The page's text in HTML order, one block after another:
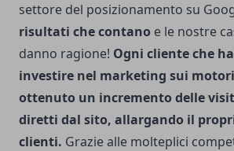
settore del posizionamento su
risultati che contano e le nostre
danno ragione! Ogni cliente che
investire nel marketing sui
ottenuto un incremento delle
diretti dal sito, allargando il
clienti. Grazie alle molteplici